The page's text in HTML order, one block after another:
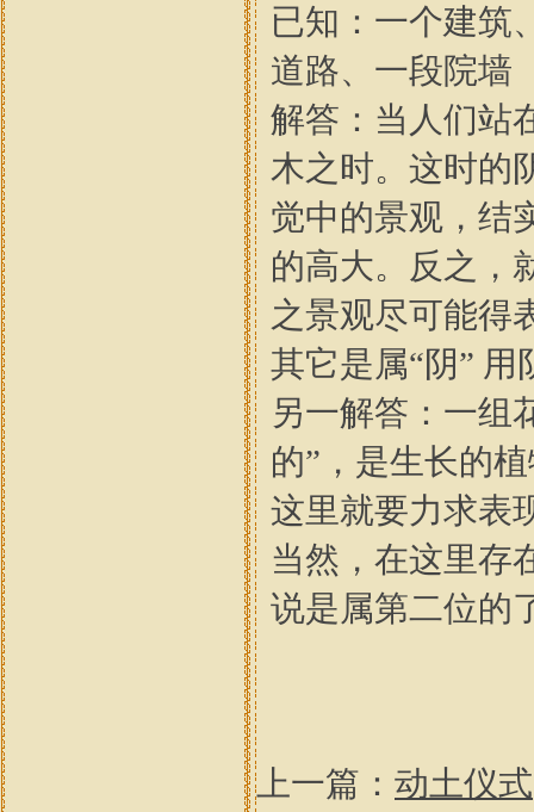
已知：一个建筑
道路、一段院墙
解答：当人们站
木之时。这时的
觉中的景观，结
的高大。反之，
之景观尽可能得
其它是属“阴” 用
另一解答：一组
的”，是生长的
这里就要力求表
当然，在这里存
说是属第二位的
上一篇： 动土仪式